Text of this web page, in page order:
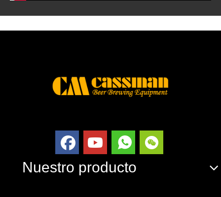
Nuestro producto